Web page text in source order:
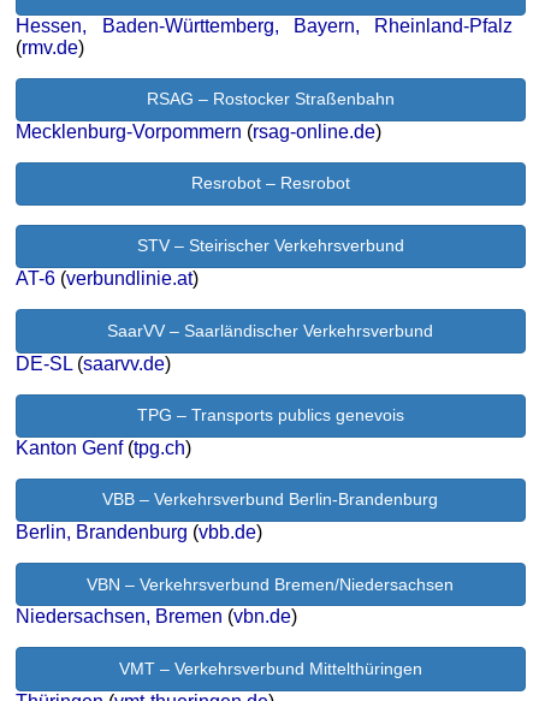
Hessen, Baden-Württemberg, Bayern, Rheinland-Pfalz
(rmv.de)
RSAG – Rostocker Straßenbahn
Mecklenburg-Vorpommern (rsag-online.de)
Resrobot – Resrobot
STV – Steirischer Verkehrsverbund
AT-6 (verbundlinie.at)
SaarVV – Saarländischer Verkehrsverbund
DE-SL (saarvv.de)
TPG – Transports publics genevois
Kanton Genf(tpg.ch)
VBB – Verkehrsverbund Berlin-Brandenburg
Berlin, Brandenburg (vbb.de)
VBN – Verkehrsverbund Bremen/Niedersachsen
Niedersachsen, Bremen (vbn.de)
VMT – Verkehrsverbund Mittelthüringen